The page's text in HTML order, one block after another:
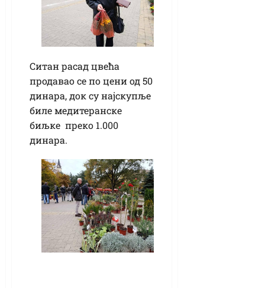
Ситан расад цвећа
продавао се по цени од 50
динара, док су најскупље
биле медитеранске
биљке преко 1.000
динара.